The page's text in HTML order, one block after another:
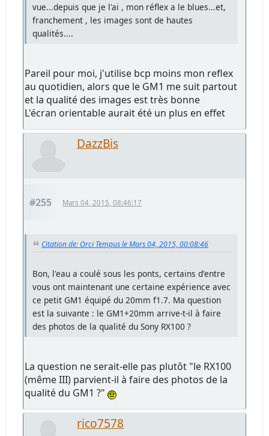
vue...depuis que je l'ai , mon réflex a le blues...et,
franchement , les images sont de hautes
qualités....
Pareil pour moi, j'utilise bcp moins mon reflex
au quotidien, alors que le GM1 me suit partout
et la qualité des images est très bonne
L'écran orientable aurait été un plus en effet
DazzBis
#255 Mars 04, 2015, 08:46:17
Citation de: Orci Tempus le Mars 04, 2015, 00:08:46
Bon, l'eau a coulé sous les ponts, certains d'entre
vous ont maintenant une certaine expérience avec
ce petit GM1 équipé du 20mm f1.7. Ma question
est la suivante : le GM1+20mm arrive-t-il à faire
des photos de la qualité du Sony RX100 ?
La question ne serait-elle pas plutôt "le RX100
(même III) parvient-il à faire des photos de la
qualité du GM1 ?"
rico7578